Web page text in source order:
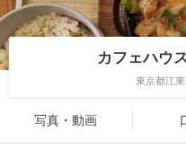
カフェハウ
東京都江
写真・動画